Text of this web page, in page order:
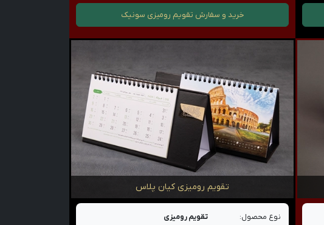
خرید و سفارش تقویم رومیزی سونیک
تقویم رومیزی کیان پلاس
نوع محصول:
تقویم رومیزی